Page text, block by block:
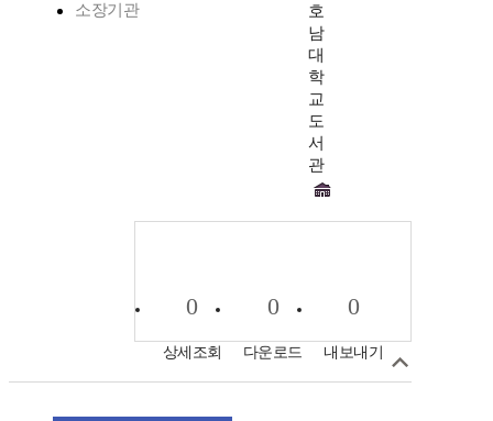
소장기관
호
남
대
학
교
도
서
관
0
상세조회
0
다운로드
0
내보내기